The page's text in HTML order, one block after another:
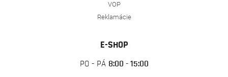
VOP
Reklamácie
E-SHOP
PO - PÁ 8:00 - 15:00